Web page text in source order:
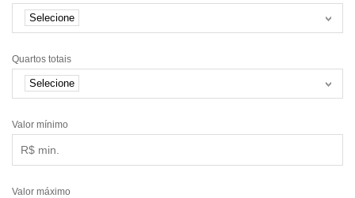
Selecione
Quartos totais
Selecione
Valor mínimo
Valor máximo